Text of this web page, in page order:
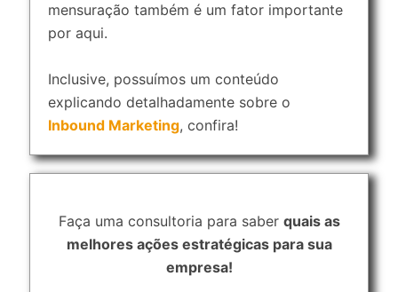
mensuração também é um fator importante
por aqui.
Inclusive, possuímos um conteúdo
explicando detalhadamente sobre o
Inbound Marketing, confira!
Faça uma consultoria para saber quais as
melhores ações estratégicas para sua
empresa!